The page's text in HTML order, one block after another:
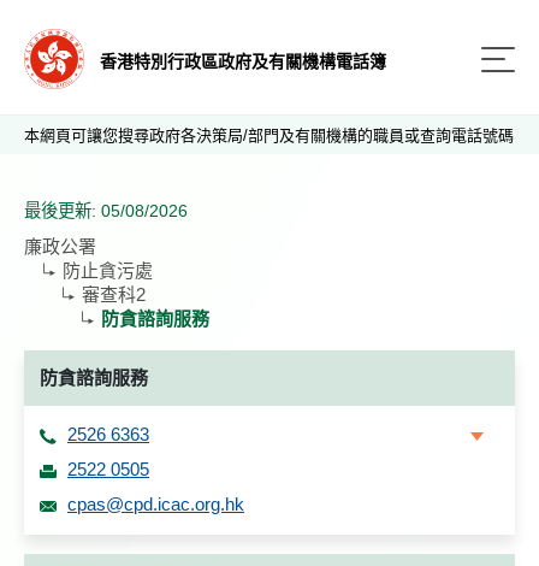
香港特別行政區政府及有關機構電話簿
本網頁可讓您搜尋政府各決策局/部門及有關機構的職員或查詢電話號碼
最後更新: 05/08/2026
廉政公署
防止貪污處
審查科2
防貪諮詢服務
防貪諮詢服務
2526 6363
2522 0505
cpas@cpd.icac.org.hk